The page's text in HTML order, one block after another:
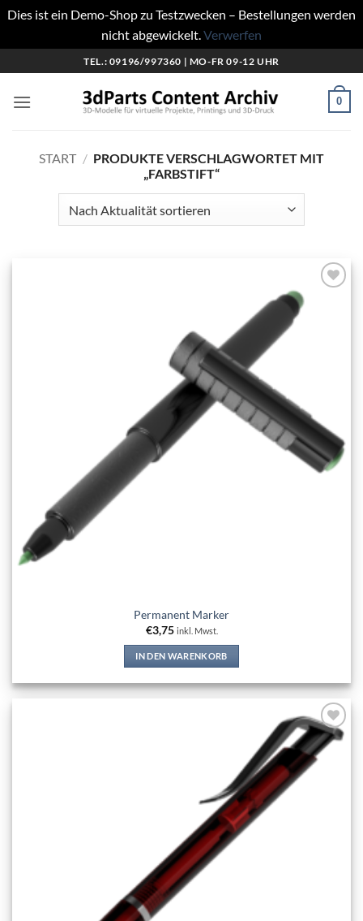
Dies ist ein Demo-Shop zu Testzwecken – Bestellungen werden
nicht abgewickelt.Verwerfen
Inhalt
springen
TEL.: 09196/997360 | MO-FR 09-12 UHR
0
START / PRODUKTE VERSCHLAGWORTET MIT
„FARBSTIFT“
Permanent Marker
€3,75 inkl. Mwst.
IN DEN WARENKORB
Add to
wishlist